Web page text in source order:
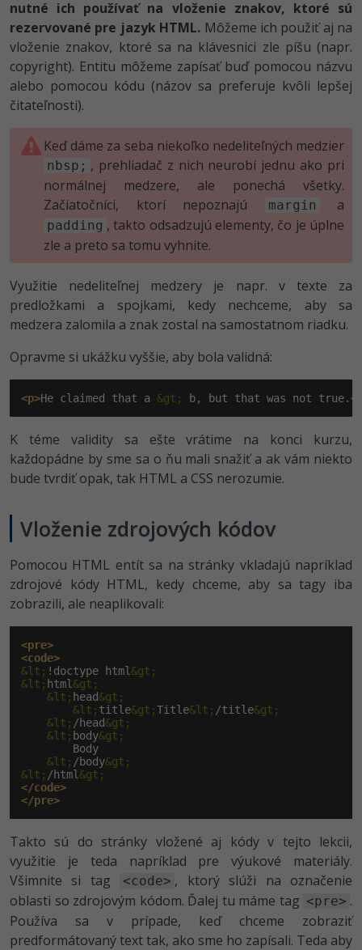
nutné ich používať na vloženie znakov, ktoré sú
rezervované pre jazyk HTML. Môžeme ich použiť aj na
vloženie znakov, ktoré sa na klávesnici zle píšu (napr.
copyright). Entitu môžeme zapísať buď pomocou názvu
alebo pomocou kódu (názov sa preferuje kvôli lepšej
čitateľnosti).
Keď dáme za seba niekoľko nedeliteľných medzier
nbsp; , prehliadač z nich neurobí jednu ako pri
normálnej medzere, ale ponechá všetky.
Začiatočníci, ktorí nepoznajú
margin a
padding , takto odsadzujú elementy, čo je úplne
zle a preto sa tomu vyhnite.
Využitie nedeliteľnej medzery je napr. v texte za
predložkami a spojkami, kedy nechceme, aby sa
medzera zalomila a znak zostal na samostatnom riadku.
Opravme si ukážku vyššie, aby bola validná:
<p>He claimed that a &gt; b, but that was not true.
K téme validity sa ešte vrátime na konci kurzu,
každopádne by sme sa o ňu mali snažiť a ak vám niekto
bude tvrdiť opak, tak HTML a CSS nerozumie.
Vloženie zdrojových kódov
Pomocou HTML entít sa na stránky vkladajú napríklad
zdrojové kódy HTML, kedy chceme, aby sa tagy iba
zobrazili, ale neaplikovali:
<pre>
<code>
&lt; !doctype html&gt;
&lt; html&gt;
&lt; head&gt;
&lt; title&gt;Title&lt; /title&gt;
&lt; /head&gt;
&lt; body&gt;
        Body
&lt; /body&gt;
&lt; /html&gt;
</code>
</pre>
Takto sú do stránky vložené aj kódy v tejto lekcii,
využitie je teda napríklad pre výukové materiály.
Všimnite si tag
<code> , ktorý slúži na označenie
oblasti so zdrojovým kódom. Ďalej tu máme tag <pre> .
Používa sa v prípade, keď chceme zobraziť
predformátovaný text tak, ako sme ho zapísali. Teda aby